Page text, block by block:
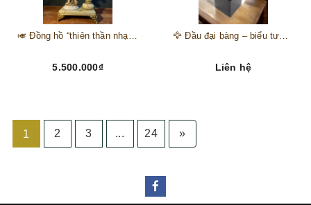
🎺 Đồng hồ “thiên thần nhạc hội” – tuyệt mỹ phẩm trang trí phong cách hoàng gia 🎼
5.500.000₫
🦅 Đầu đại bàng – biểu tượng của kẻ chinh phục trên đỉnh núi thành công 🦅
Liên hệ
1 2 3 ... 24 »